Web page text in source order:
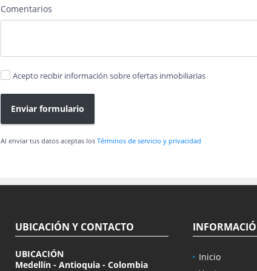
Comentarios
Acepto recibir información sobre ofertas inmobiliarias
Enviar formulario
Al enviar tus datos aceptas losTérminos de servicio y privacidad
UBICACIÓN Y CONTACTO
UBICACIÓN
Medellín - Antioquia - Colombia
Inicio